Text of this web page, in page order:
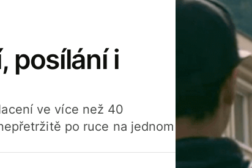
posílání i
ve více než 40
po ruce na jednom